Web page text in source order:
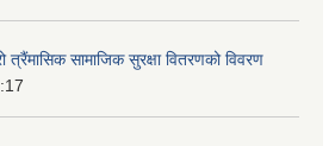
सामाजिक सुरक्षा वितरणको विवरण